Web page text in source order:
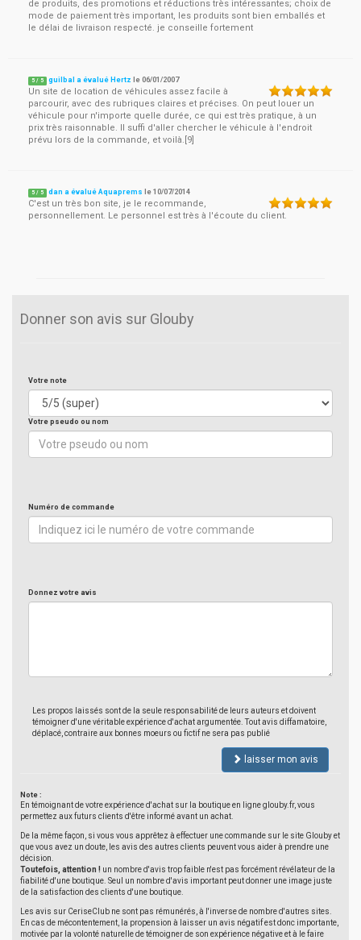
de produits, des promotions et réductions très intéressantes; choix de
mode de paiement très important, les produits sont bien emballés et
le délai de livraison respecté. je conseille fortement
5 / 5 guilbal a évalué Hertz le06/01/2007
Un site de location de véhicules assez facile à
parcourir, avec des rubriques claires et précises. On peut louer un
véhicule pour n'importe quelle durée, ce qui est très pratique, à un
prix très raisonnable. Il suffi d'aller chercher le véhicule à l'endroit
prévu lors de la commande, et voilà.[9]
5 / 5 dan a évalué Aquaprems le10/07/2014
C'est un très bon site, je le recommande,
personnellement. Le personnel est très à l'écoute du client.
Donner son avis sur Glouby
Votre note
Votre pseudo ou nom
Numéro de commande
Donnez votre avis
Les propos laissés sont de la seule responsabilité de leurs auteurs et doivent
témoigner d'une véritable expérience d'achat argumentée. Tout avis diffamatoire,
déplacé, contraire aux bonnes moeurs ou fictif ne sera pas publié
laisser mon avis
Note :
En témoignant de votre expérience d'achat sur la boutique en ligne glouby.fr, vous
permettez aux futurs clients d'être informé avant un achat.
De la même façon, si vous vous apprêtez à effectuer une commande sur le site Glouby et
que vous avez un doute, les avis des autres clients peuvent vous aider à prendre une
décision.
Toutefois, attention ! un nombre d'avis trop faible n'est pas forcément révélateur de la
fiabilité d'une boutique. Seul un nombre d'avis important peut donner une image juste
de la satisfaction des clients d'une boutique.
Les avis sur CeriseClub ne sont pas rémunérés, à l'inverse de nombre d'autres sites.
En cas de mécontentement, la propension à laisser un avis négatif est donc importante,
motivée par la volonté naturelle de témoigner de son expérience négative et à le faire